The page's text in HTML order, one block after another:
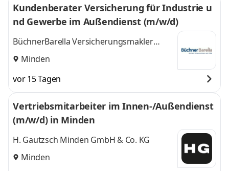
Kundenberater Versicherung für Industrie u
nd Gewerbe im Außendienst (m/w/d)
BüchnerBarella Versicherungsmakler
GmbH
Minden
vor 15 Tagen
Vertriebsmitarbeiter im Innen-/Außendienst
(m/w/d) in Minden
H. Gautzsch Minden GmbH & Co. KG
Minden